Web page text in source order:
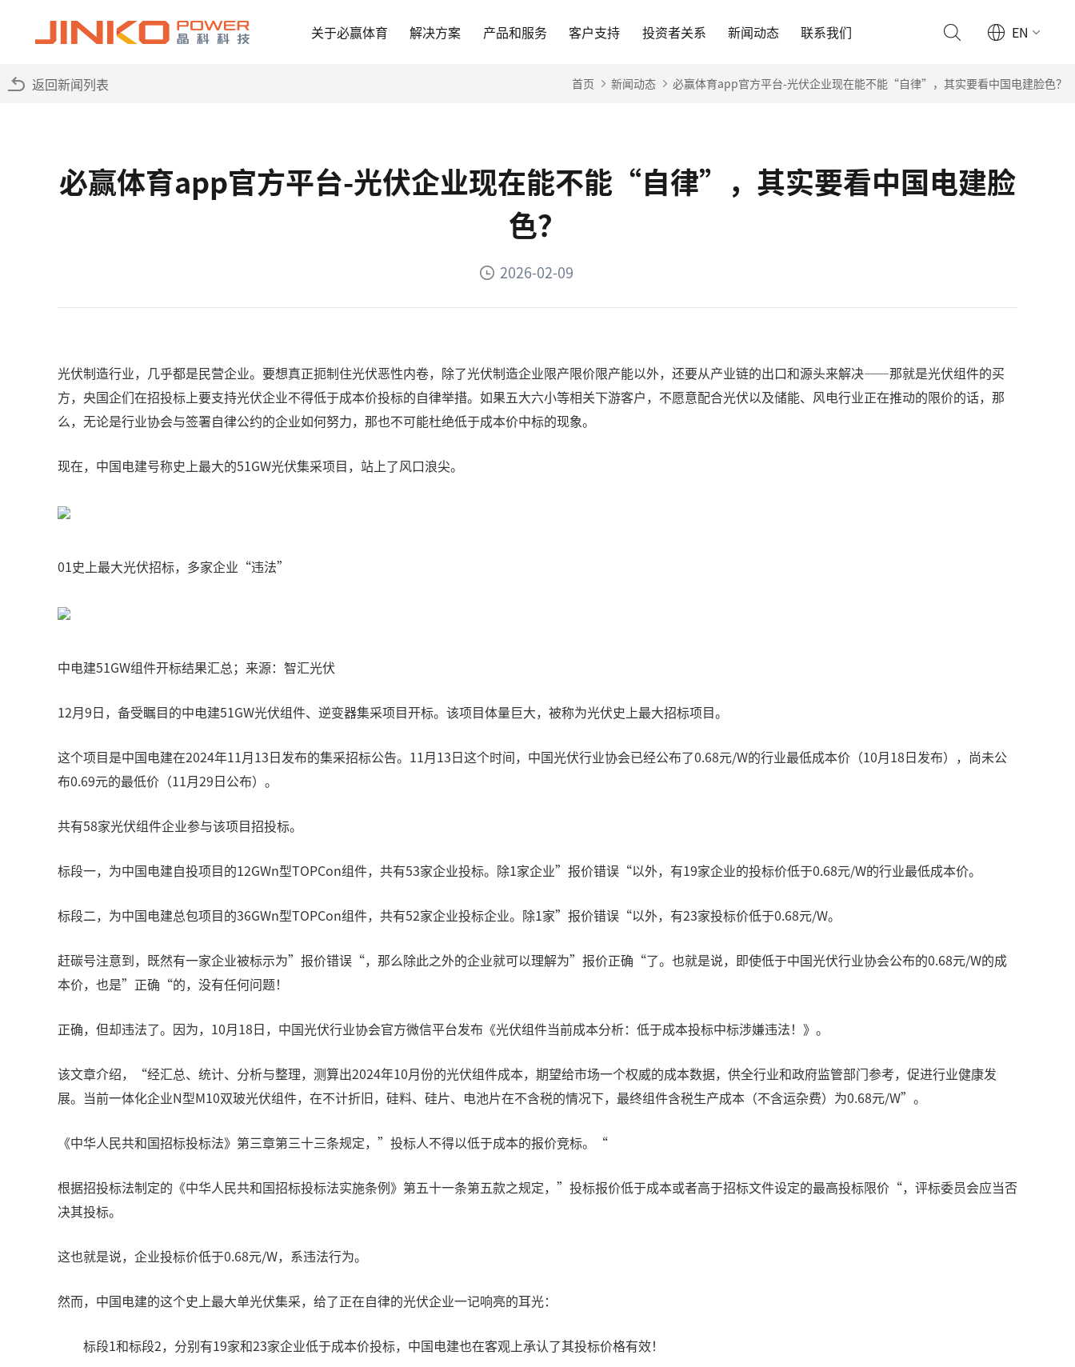
关于必赢体育 解决方案 产品和服务 客户支持 投资者关系 新闻动态 联系我们 EN
返回新闻列表 首页 新闻动态 必赢体育app官方平台-光伏企业现在能不能“自律”，其实要看中国电建脸色？
必赢体育app官方平台-光伏企业现在能不能“自律”，其实要看中国电建脸
色？
2026-02-09
光伏制造行业，几乎都是民营企业。要想真正扼制住光伏恶性内卷，除了光伏制造企业限产限价限产能以外，还要从产业链的出口和源头来解决——那就是光伏组件的买
方，央国企们在招投标上要支持光伏企业不得低于成本价投标的自律举措。如果五大六小等相关下游客户，不愿意配合光伏以及储能、风电行业正在推动的限价的话，那
么，无论是行业协会与签署自律公约的企业如何努力，那也不可能杜绝低于成本价中标的现象。
现在，中国电建号称史上最大的51GW光伏集采项目，站上了风口浪尖。
01史上最大光伏招标，多家企业“违法”
中电建51GW组件开标结果汇总；来源：智汇光伏
12月9日，备受瞩目的中电建51GW光伏组件、逆变器集采项目开标。该项目体量巨大，被称为光伏史上最大招标项目。
这个项目是中国电建在2024年11月13日发布的集采招标公告。11月13日这个时间，中国光伏行业协会已经公布了0.68元/W的行业最低成本价（10月18日发布），尚未公
布0.69元的最低价（11月29日公布）。
共有58家光伏组件企业参与该项目招投标。
标段一，为中国电建自投项目的12GWn型TOPCon组件，共有53家企业投标。除1家企业”报价错误“以外，有19家企业的投标价低于0.68元/W的行业最低成本价。
标段二，为中国电建总包项目的36GWn型TOPCon组件，共有52家企业投标企业。除1家”报价错误“以外，有23家投标价低于0.68元/W。
赶碳号注意到，既然有一家企业被标示为”报价错误“，那么除此之外的企业就可以理解为”报价正确“了。也就是说，即使低于中国光伏行业协会公布的0.68元/W的成
本价，也是”正确“的，没有任何问题！
正确，但却违法了。因为，10月18日，中国光伏行业协会官方微信平台发布《光伏组件当前成本分析：低于成本投标中标涉嫌违法！》。
该文章介绍，“经汇总、统计、分析与整理，测算出2024年10月份的光伏组件成本，期望给市场一个权威的成本数据，供全行业和政府监管部门参考，促进行业健康发
展。当前一体化企业N型M10双玻光伏组件，在不计折旧，硅料、硅片、电池片在不含税的情况下，最终组件含税生产成本（不含运杂费）为0.68元/W”。
《中华人民共和国招标投标法》第三章第三十三条规定，”投标人不得以低于成本的报价竞标。“
根据招投标法制定的《中华人民共和国招标投标法实施条例》第五十一条第五款之规定，”投标报价低于成本或者高于招标文件设定的最高投标限价“，评标委员会应当否
决其投标。
这也就是说，企业投标价低于0.68元/W，系违法行为。
然而，中国电建的这个史上最大单光伏集采，给了正在自律的光伏企业一记响亮的耳光：
标段1和标段2，分别有19家和23家企业低于成本价投标，中国电建也在客观上承认了其投标价格有效！